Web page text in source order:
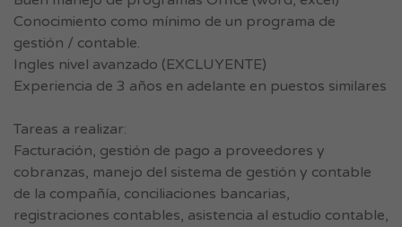
Conocimiento como mínimo de un programa de
gestión / contable.
Ingles nivel avanzado (EXCLUYENTE)
Experiencia de 3 años en adelante en puestos similares
Tareas a realizar:
Facturación, gestión de pago a proveedores y
cobranzas, manejo del sistema de gestión y contable
de la compañía, conciliaciones bancarias,
registraciones contables, asistencia al estudio contable,